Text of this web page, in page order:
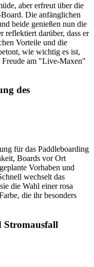
aber erfreut über die
Die anfänglichen
beide genießen nun die
reflektiert darüber, dass er
Vorteile und die
wie wichtig es ist,
Freude am "Live-Maxen"
des
für das Paddleboarding
Boards vor Ort
Vorhaben und
wechselt das
die Wahl einer rosa
die ihr besonders
Stromausfall